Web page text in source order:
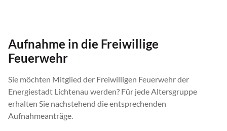
Aufnahme in die Freiwillige
Feuerwehr
Sie möchten Mitglied der Freiwilligen Feuerwehr der
Energiestadt Lichtenau werden? Für jede Altersgruppe
erhalten Sie nachstehend die entsprechenden
Aufnahmeanträge.